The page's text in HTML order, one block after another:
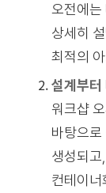
오전에는
상세히
최적의
설계부
워크샵
바탕으
생성되고
컨테이